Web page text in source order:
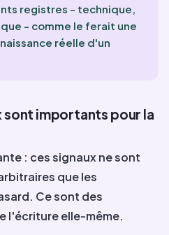
registres - technique,
- comme le ferait une
réelle d'un
sont importants pour la
: ces signaux ne sont
que les
Ce sont des
l'écriture elle-même.